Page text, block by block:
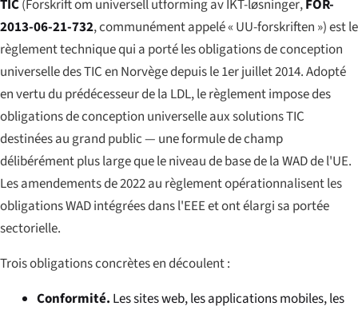
TIC(Forskrift om universell utforming av IKT-løsninger,FOR-
2013-06-21-732, communément appelé « UU-forskriften ») est le
règlement technique qui a porté les obligations de conception
universelle des TIC en Norvège depuis le 1er juillet 2014. Adopté
en vertu du prédécesseur de la LDL, le règlement impose des
obligations de conception universelle aux solutions TIC
destinées au grand public — une formule de champ
délibérément plus large que le niveau de base de la WAD de l'UE.
Les amendements de 2022 au règlement opérationnalisent les
obligations WAD intégrées dans l'EEE et ont élargi sa portée
sectorielle.
Trois obligations concrètes en découlent :
Conformité. Les sites web, les applications mobiles, les